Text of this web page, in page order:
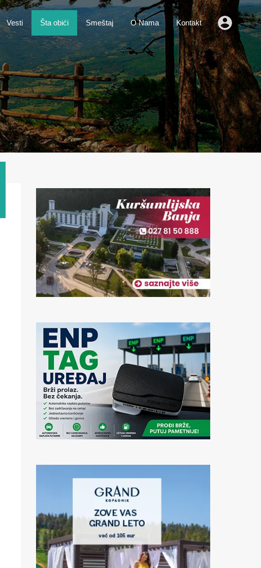
Turist info Vesti Šta obići Smeštaj O Nama Kontakt
Vesti Šta obići Smeštaj O Nama Kontakt